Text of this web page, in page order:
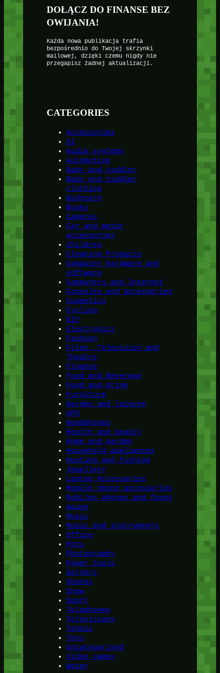
DOŁĄCZ DO FINANSE BEZ
OWIJANIA!
Każda nowa publikacja trafia
bezpośrednio do Twojej skrzynki
mailowej, dzięki czemu nigdy nie
przegapisz żadnej aktualizacji.
CATEGORIES
Accessories
AI
Audio systems
Automotive
Baby and toddler
Baby and toddler
clothing
Bodycare
Books
Cameras
Car and motor
accessories
Children
Cleaning Products
Computer hardware and
software
Computers and Internet
Consoles and accessories
Cosmetics
Cycling
DIY
Electronics
Fashion
Films, Television and
Theatre
Finanse
Food and Beverage
Food and drink
Furniture
Garden and leisure
GPS
Headphones
Health and beauty
Home and garden
Household appliances
Hunting and Fishing
Jewellery
Laptop Accessories
Mobile phone accessories
Mobiles phones and faxes
mouse
Music
Music and instruments
Office
Pets
Photography
Power tools
Servers
Skates
Snow
Sport
Telephones
Televisions
Tennis
Toys
Uncategorised
Video games
Water